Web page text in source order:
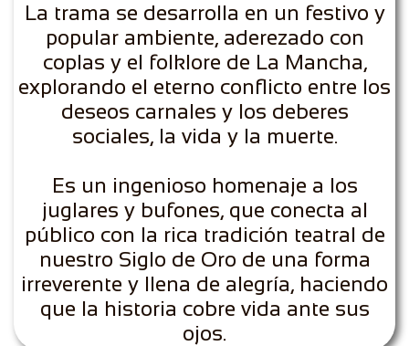
La trama se desarrolla en un festivo y
popular ambiente, aderezado con
coplas y el folklore de La Mancha,
explorando el eterno conflicto entre los
deseos carnales y los deberes
sociales, la vida y la muerte.
Es un ingenioso homenaje a los
juglares y bufones, que conecta al
público con la rica tradición teatral de
nuestro Siglo de Oro de una forma
irreverente y llena de alegría, haciendo
que la historia cobre vida ante sus
ojos.